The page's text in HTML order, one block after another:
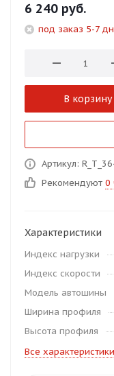
6 240 руб.
под заказ 5-7
В корзину
Артикул:
Рекомендуют 0
Характеристики
Индекс нагрузки
Индекс скорости
Модель автошины
Ширина профиля
Высота профиля
Все характеристики
Оставшиеся
%
об оплате
недели